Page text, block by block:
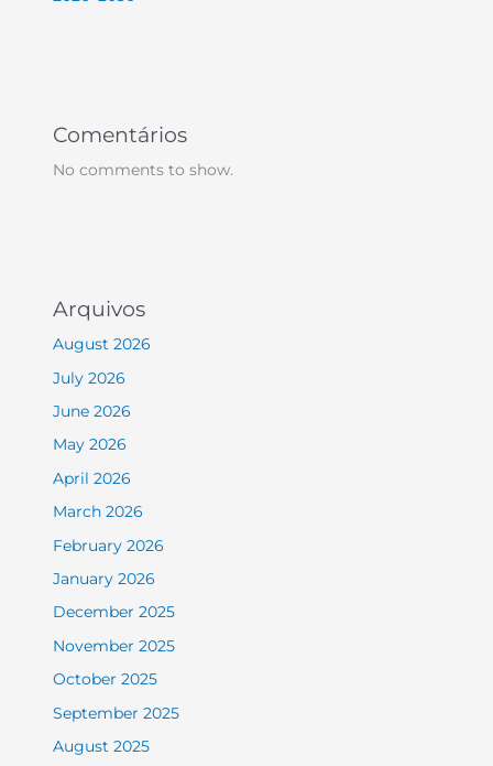
Comentários
No comments to show.
Arquivos
August 2026
July 2026
June 2026
May 2026
April 2026
March 2026
February 2026
January 2026
December 2025
November 2025
October 2025
September 2025
August 2025